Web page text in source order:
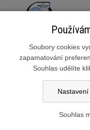
Soubory cookies
zapamatování
Souhlas udělíte
Nastavení
Souhlas